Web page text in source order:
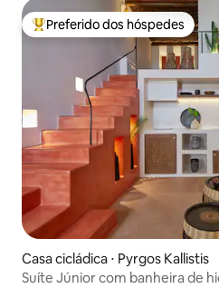
Entre os melhores preferidos
Preferido dos hóspedes
Casa cicládica ⋅ Pyrgos Kallistis
Suíte Júnior com banheira de